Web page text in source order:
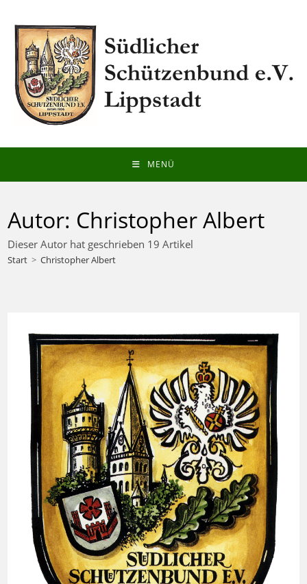
Inhalt
springen
MENÜ
Autor: Christopher Albert
Dieser Autor hat geschrieben 19 Artikel
Start > Christopher Albert